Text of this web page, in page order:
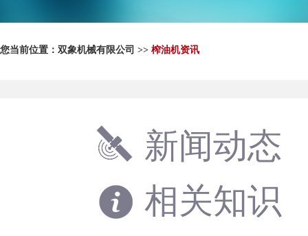
新闻动态
相关知识
您当前位置： 双象机械有限公司 >> 榨油机资讯